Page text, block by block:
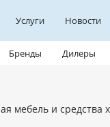
Услуги Новости
Бренды Дилеры
мебель и средства